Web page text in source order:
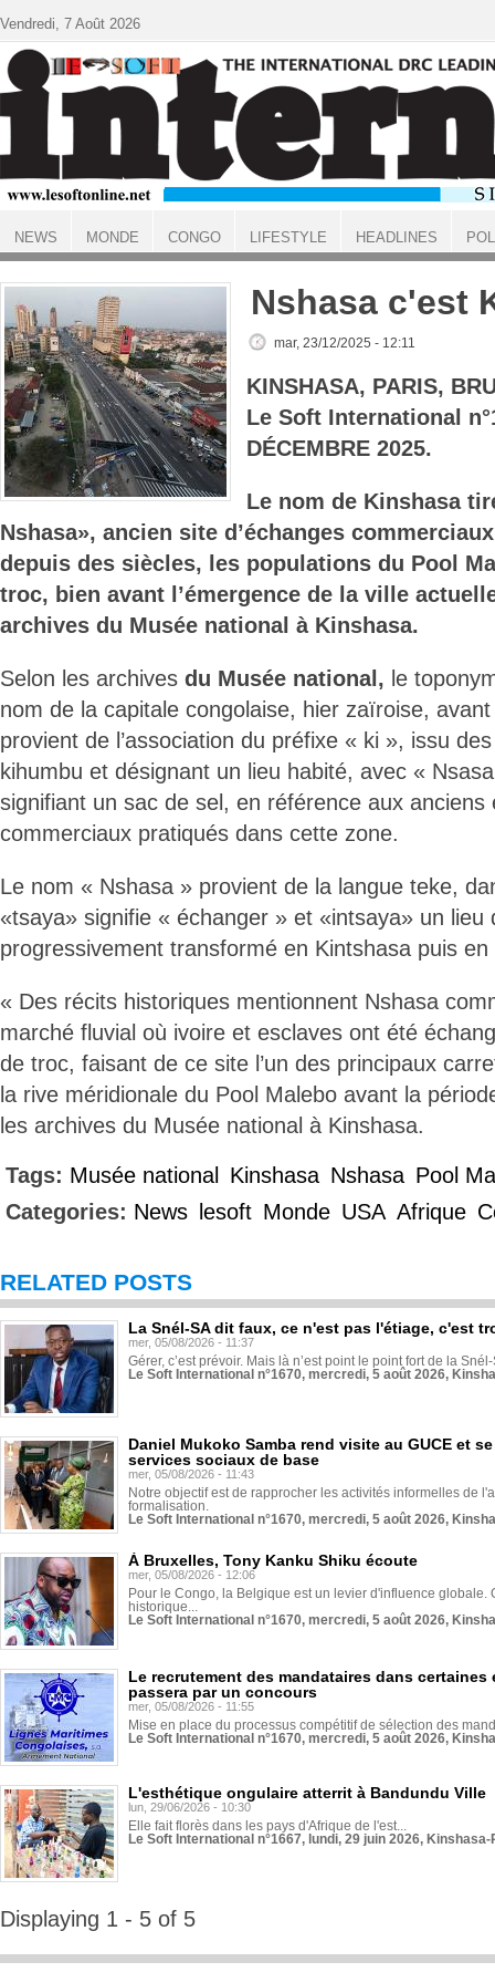
ACCUEIL
Nshasa c'est
mar, 23/12/2025 - 12:11
KINSHASA, PARIS,
Le Soft International
DÉCEMBRE 2025.
Le nom de Kinshasa
Nshasa», ancien site d’échanges
depuis des siècles, les populations du Pool
troc, bien avant l’émergence de la ville
archives du Musée national à Kinshasa.
Selon les archives du Musée national, le
nom de la capitale congolaise, hier zaïroise,
provient de l’association du préfixe « ki », issu
kihumbu et désignant un lieu habité, avec «
signifiant un sac de sel, en référence aux anciens
commerciaux pratiqués dans cette zone.
Le nom « Nshasa » provient de la langue teke,
«tsaya» signifie « échanger » et «intsaya» un lieu
progressivement transformé en Kintshasa puis en
« Des récits historiques mentionnent Nshasa
marché fluvial où ivoire et esclaves ont été
de troc, faisant de ce site l’un des principaux
la rive méridionale du Pool Malebo avant la
les archives du Musée national à Kinshasa.
Tags: Musée national Kinshasa Nshasa Pool
Categories: News lesoft Monde USA Afrique
RELATED POSTS
La Snél-SA dit faux, ce n'est pas l'étiage, c'est
mer, 05/08/2026 - 11:37
Gérer, c’est prévoir. Mais là n’est point le point fort de la
Le Soft International n°1670, mercredi, 5 août 2026,
Daniel Mukoko Samba rend visite au GUCE et
services sociaux de base
mer, 05/08/2026 - 11:43
Notre objectif est de rapprocher les activités informelles de
formalisation.
Le Soft International n°1670, mercredi, 5 août 2026,
À Bruxelles, Tony Kanku Shiku écoute
mer, 05/08/2026 - 12:06
Pour le Congo, la Belgique est un levier d'influence globale.
historique...
Le Soft International n°1670, mercredi, 5 août 2026,
Le recrutement des mandataires dans
passera par un concours
mer, 05/08/2026 - 11:55
Mise en place du processus compétitif de sélection des
Le Soft International n°1670, mercredi, 5 août 2026,
L'esthétique ongulaire atterrit à Bandundu Ville
lun, 29/06/2026 - 10:30
Elle fait florès dans les pays d'Afrique de l'est...
Le Soft International n°1667, lundi, 29 juin 2026,
Displaying 1 - 5 of 5
Vendredi, 7 Août 2026
NEWS MONDE CONGO LIFESTYLE HEADLINES